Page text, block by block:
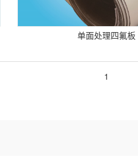
单面处理四氟板
1